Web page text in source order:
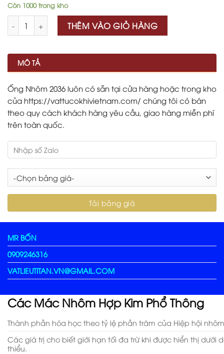
Còn 1000 trong kho
THÊM VÀO GIỎ HÀNG
MÔ TẢ
Ống Nhôm 2036 luôn có sẵn tại cửa hàng hoặc trong kho
của https://vattucokhivietnam.com/ chúng tôi có bán
theo quy cách khách hàng yêu cầu, giao hàng miễn phí
trên toàn quốc.
MR BỐN
0909246316
VATLIEUTITAN.VN@GMAIL.COM
Các Mác Nhôm Hợp Kim Phổ Thông
Thành phần hóa học theo tỷ lệ phần trăm của Hiệp hội
Các giá trị cho biết giới hạn tối đa trừ khi được hiển thị dưới
thiểu.